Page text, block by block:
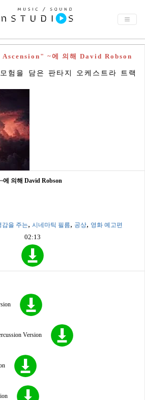
~에 의해 David Robson
험을 담은 판타지 오케스트라 트랙
에 의해 David Robson
감을 주는, 시네마틱 필름, 공상, 영화 예고편
02:13
Version